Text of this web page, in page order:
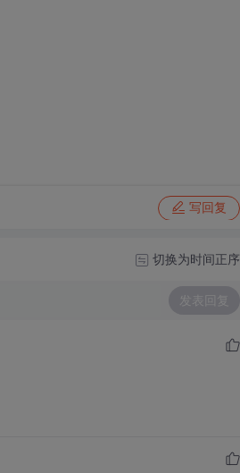
写回复
切换为时间正序
发表回复